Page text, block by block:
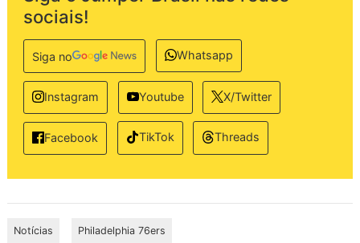
sociais!
Siga no Whatsapp
Instagram Youtube X/Twitter
Facebook TikTok Threads
Notícias Philadelphia 76ers